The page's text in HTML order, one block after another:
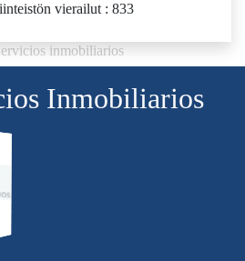
vierailut : 833
inmobiliarios
Inmobiliarios